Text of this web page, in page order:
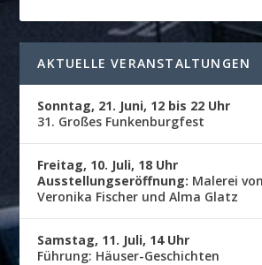
AKTUELLE VERANSTALTUNGEN
Sonntag, 21. Juni, 12 bis 22 Uhr
31. Großes Funkenburgfest
Freitag, 10. Juli, 18 Uhr
Ausstellungseröffnung: Malerei von
Veronika Fischer und Alma Glatz
Samstag, 11. Juli, 14 Uhr
Führung: Häuser-Geschichten